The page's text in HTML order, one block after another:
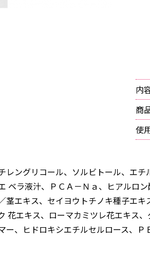
内
商
使
ングリコール、ソルビトール、エ
ベラ液汁、ＰＣＡ－Ｎａ、ヒアルロ
茎エキス、セイヨウトチノキ種子エ
花エキス、ローマカミツレ花エキス
、ヒドロキシエチルセルロース、